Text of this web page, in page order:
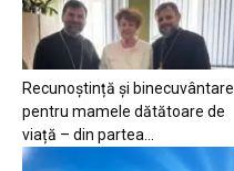
Recunoștință și binecuvântare
pentru mamele dătătoare de
viață – din partea...